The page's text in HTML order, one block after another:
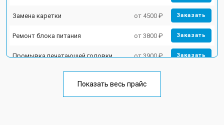
Замена каретки от 4500 ₽ Заказать
Ремонт блока питания от 3800 ₽ Заказать
Промывка печатающей головки от 3900 ₽ Заказать
Показать весь прайс